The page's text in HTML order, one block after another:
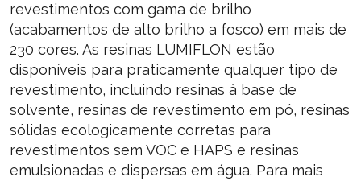
revestimentos com gama de brilho
(acabamentos de alto brilho a fosco) em mais de
230 cores. As resinas LUMIFLON estão
disponíveis para praticamente qualquer tipo de
revestimento, incluindo resinas à base de
solvente, resinas de revestimento em pó, resinas
sólidas ecologicamente corretas para
revestimentos sem VOC e HAPS e resinas
emulsionadas e dispersas em água. Para mais